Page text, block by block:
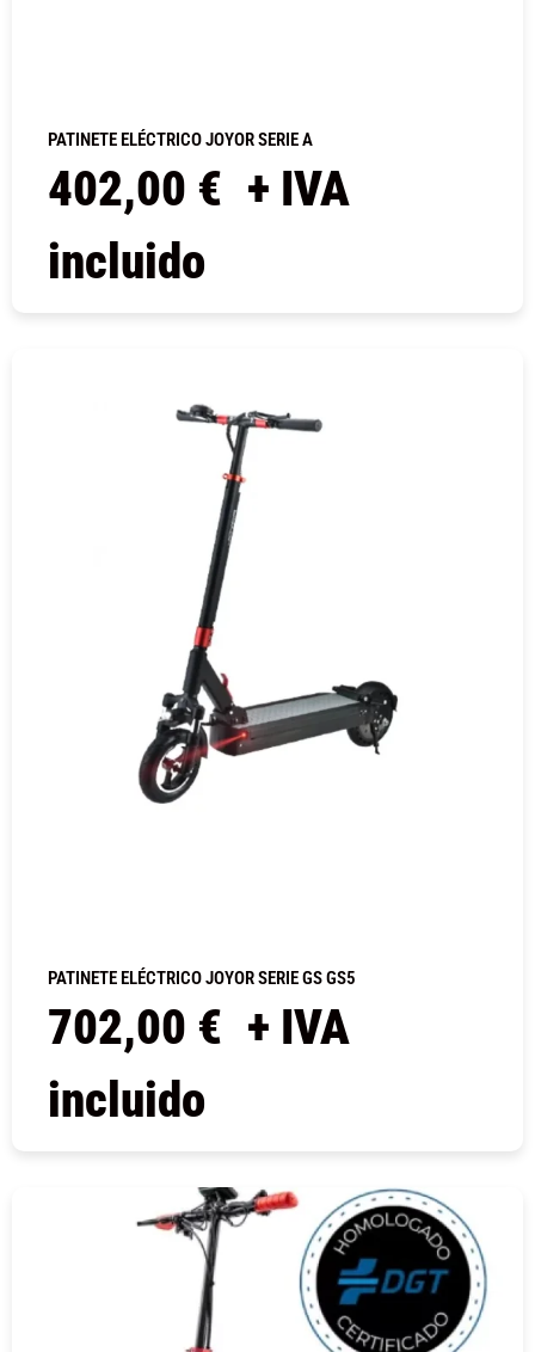
PATINETE ELÉCTRICO JOYOR SERIE A
402,00 € + IVA
incluido
PATINETE ELÉCTRICO JOYOR SERIE GS GS5
702,00 € + IVA
incluido